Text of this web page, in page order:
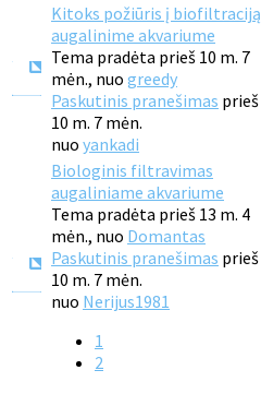
Kitoks požiūris į biofiltraciją
augalinime akvariume
Tema pradėta prieš 10 m. 7
mėn., nuo greedy
Paskutinis pranešimas prieš
10 m. 7 mėn.
nuo yankadi
Biologinis filtravimas
augaliniame akvariume
Tema pradėta prieš 13 m. 4
mėn., nuo Domantas
Paskutinis pranešimas prieš
10 m. 7 mėn.
nuo Nerijus1981
1
2